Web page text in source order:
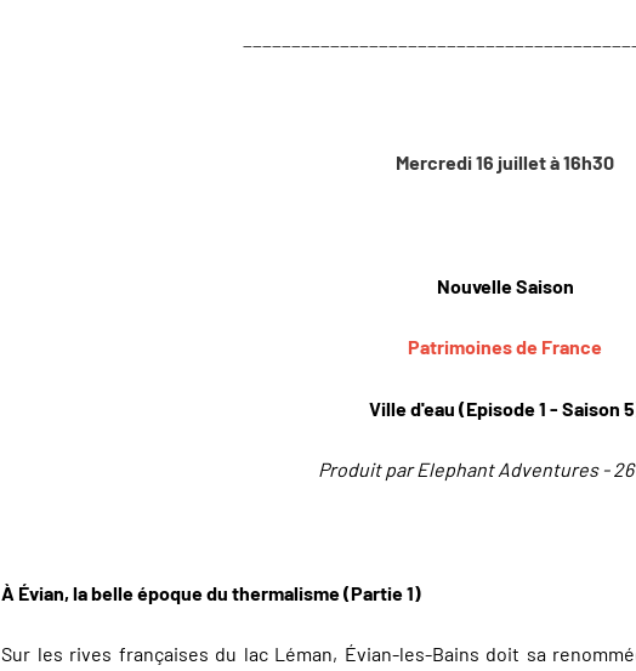
Mercredi 16 juillet à 16h30
Nouvelle Saison
Patrimoines de France
Ville d'eau (Episode 1 - Saison
Produit par Elephant Adventures -
À Évian, la belle époque du thermalisme (Partie 1)
Sur les rives françaises du lac Léman, Évian-les-Bains doit sa